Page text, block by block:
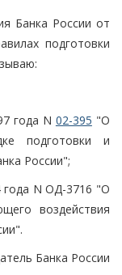
Банка России от
подготовки
года N 02-395 "О
подготовки и
России";
года N ОД-3716 "О
воздействия
Банка России